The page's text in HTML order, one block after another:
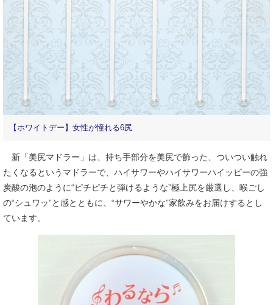
【ホワイトデー】女性が憧れる6尻
新「美尻マドラー」は、持ち手部分を美尻で飾った、ついつい触れ
たくなるというマドラーで、ハイサワーやハイサワーハイッピーの強
炭酸の泡のように“ピチピチと弾けるような”極上尻を厳選し、喉ごし
の“シュワッ”と感とともに、“サワーやかな”家飲みをお届けするとし
ています。